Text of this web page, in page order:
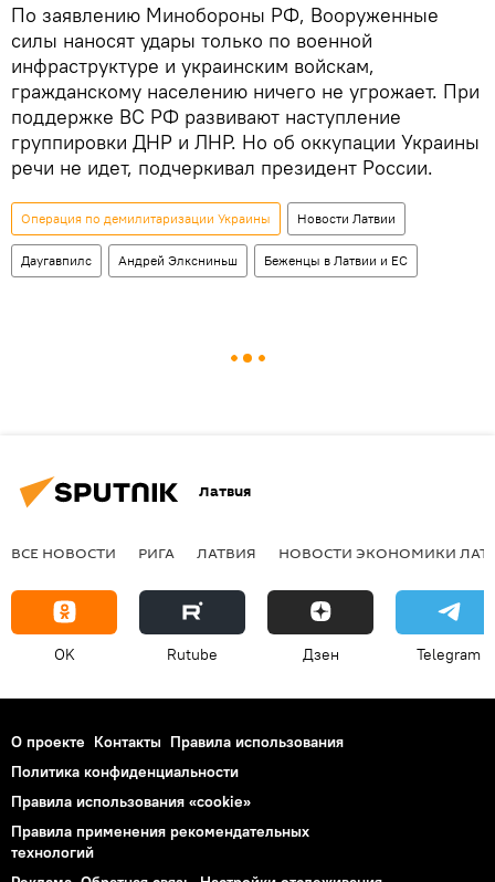
По заявлению Минобороны РФ, Вооруженные
силы наносят удары только по военной
инфраструктуре и украинским войскам,
гражданскому населению ничего не угрожает. При
поддержке ВС РФ развивают наступление
группировки ДНР и ЛНР. Но об оккупации Украины
речи не идет, подчеркивал президент России.
Операция по демилитаризации Украины Новости Латвии
Даугавпилс Андрей Элксниньш Беженцы в Латвии и ЕС
Латвия
ВСЕ НОВОСТИ РИГА ЛАТВИЯ НОВОСТИ ЭКОНОМИКИ
OK Rutube Дзен Telegram
О проекте Контакты Правила использования
Политика конфиденциальности
Правила использования «cookie»
Правила применения рекомендательных
технологий